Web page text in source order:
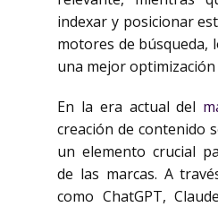
indexar y posicionar
motores de búsqueda,
una mejor optimización
En la era actual del
creación de contenido
un elemento crucial
de las marcas. A
como ChatGPT,